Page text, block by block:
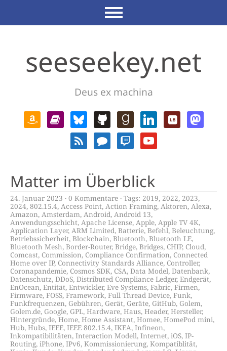
seeseekey.net
Deus ex machina
Matter im Überblick
24. Januar 2023 0 Kommentare Tags: 2019, 2022, 2023,
2024, 802.15.4, Access Point, Action Framing, Aktoren, Alexa,
Amazon, Amsterdam, Android, Android 13,
Anwendungsschicht, Apache License, Apple, Apple TV 4K,
Application Layer, ARM Limited, Batterie,Befehl, Beleuchtung,
Betriebssicherheit, Blockchain, Bluetooth, Bluetooth LE,
Bluetooth Mesh, Border-Router, Bridge, Bridges, CHIP, Cloud,
Comcast, Commission, Compliance Confirmation, Connected
Home over IP, Connectivity Standards Alliance, Controller,
Coronapandemie, Cosmos SDK, CSA, Data Model, Datenbank,
Datenschutz, DDoS, Distributed Compliance Ledger, Endgerät,
EnOcean, Entität, Entwickler, Eve Systems, Fabric, Firmen,
Firmware, FOSS, Framework, Full Thread Device, Funk,
Funkfrequenzen, Gebühren, Gerät, Geräte, GitHub, Golem,
Golem.de, Google, GPL, Hardware, Haus, Header, Hersteller,
Hintergründe, Home, Home Assistant, Homee, HomePod mini,
Hub, Hubs, IEEE, IEEE 802.15.4, IKEA, Infineon,
Inkompatibilitäten, Interaction Modell, Internet, iOS, IP-
Routing, iPhone, IPv6, Kommissionierung, Kompatiblität,